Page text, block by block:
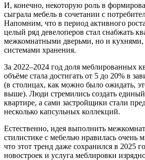
И, конечно, некоторую роль в
сыграла мебель в сочетании с
Напомним, что в период активного роста
целый ряд девелоперов стал снабжать
межкомнатными дверьми, но и
системами хранения.
За 2022–2024 год доля меблированных
объёме стала достигать от 5 до 20% в
(в столицах, как можно было ожидать,
выше). Люди стремились создать единый
квартире, а сами застройщики стали
несколько капсульных коллекций.
Естественно, идея выполнить
стилистике с мебелью нравилась очень
что этот тренд даже сохранился в 2025
новостроек и услуга меблировки